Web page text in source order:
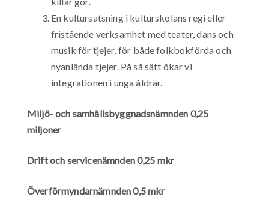
En kultursatsning i kulturskolans regi eller
fristående verksamhet med teater, dans och
musik för tjejer, för både folkbokförda och
nyanlända tjejer. På så sätt ökar vi
integrationen i unga åldrar.
Miljö- och samhällsbyggnadsnämnden 0,25
miljoner
Drift och servicenämnden 0,25 mkr
Överförmyndarnämnden 0,5 mkr